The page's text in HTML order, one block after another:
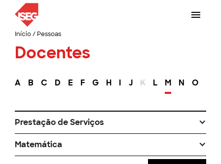
Início/ Pessoas
Docentes
A B C D E F G H I J K L M N O
Prestação de Serviços
Matemática